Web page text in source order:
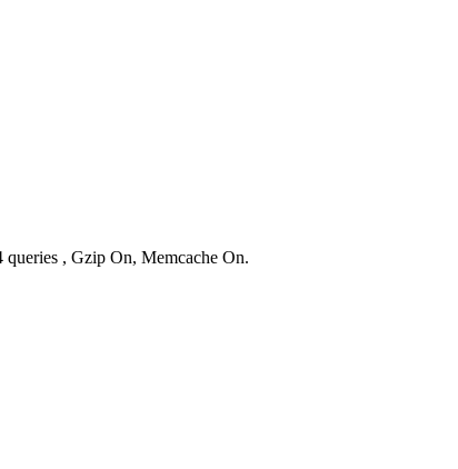
queries , Gzip On, Memcache On.